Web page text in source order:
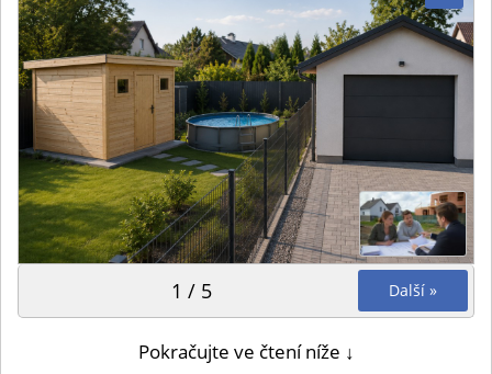
Další »
1 / 5
Pokračujte ve čtení níže ↓